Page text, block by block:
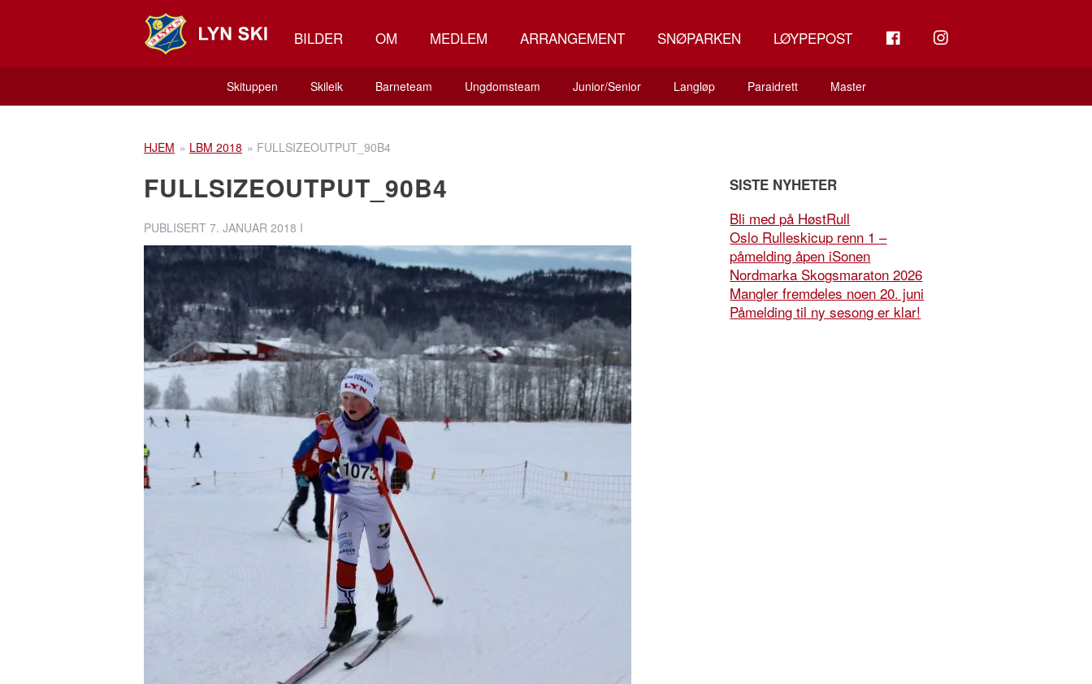
BILDER OM MEDLEM ARRANGEMENT SNØPARKEN LØYPEPOST INSTAGRAM
Skituppen Skileik Barneteam Ungdomsteam Junior/Senior Langløp Paraidrett Master
HJEM » LBM 2018 » FULLSIZEOUTPUT_90B4
FULLSIZEOUTPUT_90B4
PUBLISERT 7. JANUAR 2018 I
SISTE NYHETER
Bli med på HøstRull
Oslo Rulleskicup renn 1 –
påmelding åpen iSonen
Nordmarka Skogsmaraton 2026
Mangler fremdeles noen 20. juni
Påmelding til ny sesong er klar!